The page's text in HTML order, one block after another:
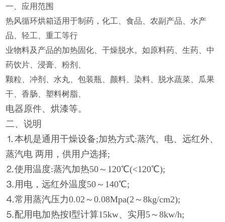
一、应用范围
热风循环烘箱适用于制药，化工、食品、农副产品、水产
品、轻工、重工等行
业物料及产品的加热固化、干燥脱水。如原料药、生药、中
药饮片、浸膏、粉剂、
颗粒、冲剂、水丸、包装瓶、颜料、染料、脱水蔬菜、瓜果
干、香肠、塑料树脂、
电器原件、烘漆等。
二、说明
⒈本机是通用干燥设备;加热方式:蒸汽、电、远红外、
蒸汽电 两用，供用户选择;
⒉使用温度:蒸汽加热50～120℃(<120℃);
⒊用电，远红外温度50～140℃;
⒋常用蒸汽压力0.02～0.08Mpa(2～8kg/cm2);
⒌配用电加热按Ⅰ型计算15kw、实用5～8kw/h;